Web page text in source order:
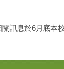
訊息於6月底本